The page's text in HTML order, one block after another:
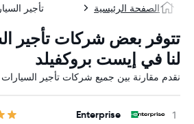
الصفحة الرئيسية تأجير
تتوفر بعض شركات تأجير
لنا في إيست بروكفيلد
نقدم مقارنة بين جميع شركات تأجير
Enterprise